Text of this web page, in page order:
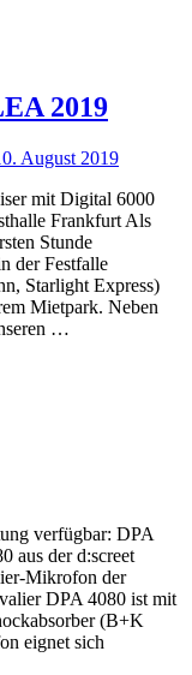
2019
August 2019
mit Digital 6000
Frankfurt Als
Stunde
der Festfalle
Starlight Express)
Mietpark. Neben
…
verfügbar: DPA
aus der d:screet
Mikrofon der
DPA 4080 ist mit
(B+K
eignet sich